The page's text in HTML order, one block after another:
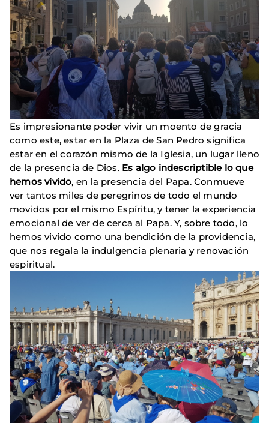
Es impresionante poder vivir un moento de gracia
como este, estar en la Plaza de San Pedro significa
estar en el corazón mismo de la Iglesia, un lugar lleno
de la presencia de Dios. Es algo indescriptible lo que
hemos vivido, en la presencia del Papa. Conmueve
ver tantos miles de peregrinos de todo el mundo
movidos por el mismo Espíritu, y tener la experiencia
emocional de ver de cerca al Papa. Y, sobre todo, lo
hemos vivido como una bendición de la providencia,
que nos regala la indulgencia plenaria y renovación
espiritual.